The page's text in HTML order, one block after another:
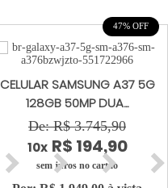
47% OFF
CELULAR SAMSUNG A37 5G
128GB 50MP DUA...
De: R$ 3.745,90
10x R$ 194,90
sem juros no cartão